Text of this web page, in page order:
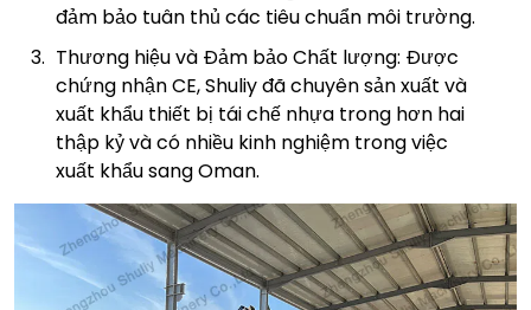
đảm bảo tuân thủ các tiêu chuẩn môi trường.
Thương hiệu và Đảm bảo Chất lượng: Được
chứng nhận CE, Shuliy đã chuyên sản xuất và
xuất khẩu thiết bị tái chế nhựa trong hơn hai
thập kỷ và có nhiều kinh nghiệm trong việc
xuất khẩu sang Oman.